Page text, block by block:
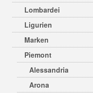
Lombardei
Ligurien
Marken
Piemont
Alessandria
Arona